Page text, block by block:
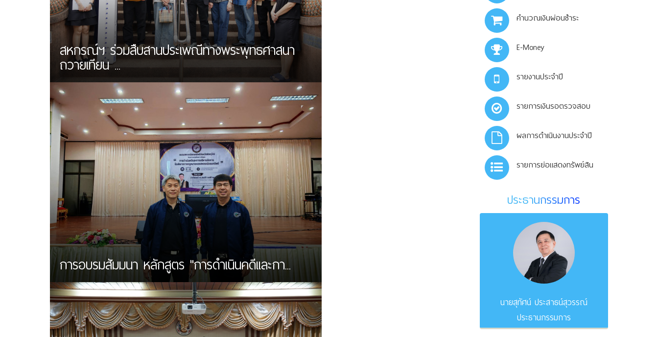
สหกรณ์ฯ ร่วมสืบสานประเพณีทางพระพุทธศาสนา
ถวายเทียน ...
การอบรมสัมมนา หลักสูตร "การดำเนินคดีเเละกา...
คำนวณเงินผ่อนชำระ
E-Money
รายงานประจำปี
รายการเงินรอตรวจสอบ
ผลการดำเนินงานประจำปี
รายการย่อแสดงทรัพย์สิน
ประธานกรรมการ
นายสุทัศน์ ประสาธน์สุวรรณ์
ประธานกรรมการ